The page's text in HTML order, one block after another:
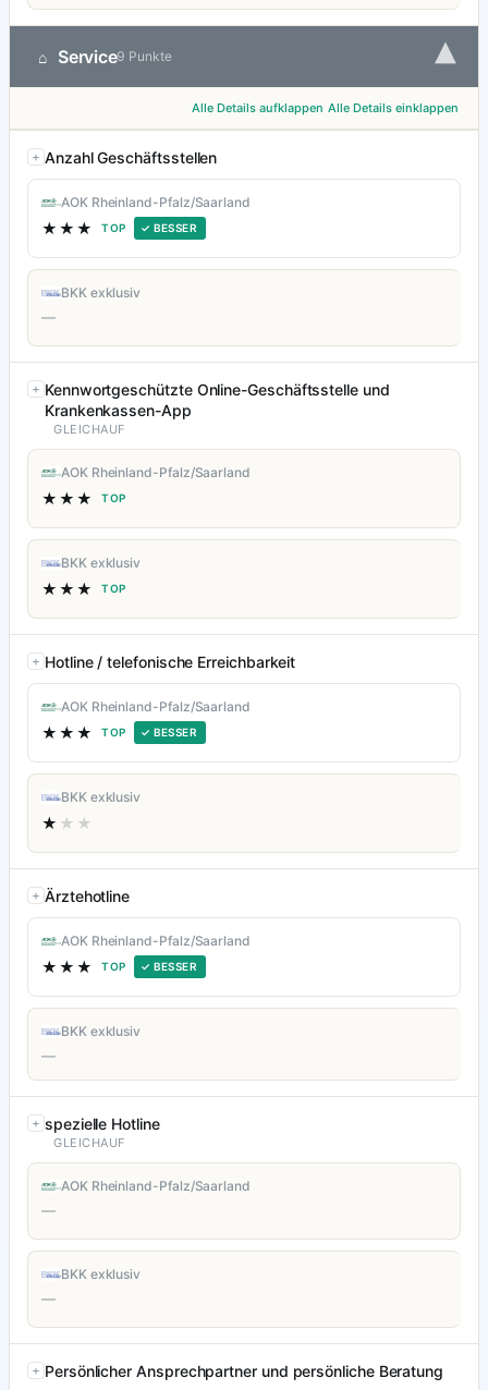
⌂ Service9 Punkte ▾
Alle Details aufklappen Alle Details einklappen
Anzahl Geschäftsstellen
AOK Rheinland-Pfalz/Saarland
★★★ TOP ✓ BESSER
BKK exklusiv
—
Kennwortgeschützte Online-Geschäftsstelle und
Krankenkassen-App
GLEICHAUF
AOK Rheinland-Pfalz/Saarland
★★★ TOP
BKK exklusiv
★★★ TOP
Hotline / telefonische Erreichbarkeit
AOK Rheinland-Pfalz/Saarland
★★★ TOP ✓ BESSER
BKK exklusiv
★ ★★
Ärztehotline
AOK Rheinland-Pfalz/Saarland
★★★ TOP ✓ BESSER
BKK exklusiv
—
spezielle Hotline
GLEICHAUF
AOK Rheinland-Pfalz/Saarland
—
BKK exklusiv
—
Persönlicher Ansprechpartner und persönliche Beratung